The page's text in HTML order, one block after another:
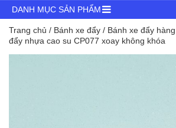
DANH MỤC SẢN PHẨM
Trang chủ / Bánh xe đẩy / Bánh xe đẩy
đẩy nhựa cao su CP077 xoay không khóa